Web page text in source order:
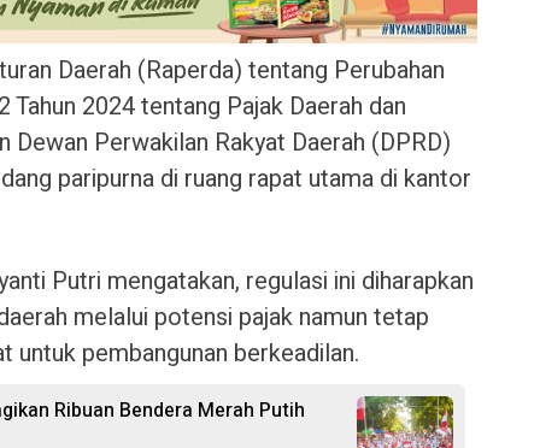
Daerah (Raperda) tentang Perubahan
2024 tentang Pajak Daerah dan
Dewan Perwakilan Rakyat Daerah (DPRD)
paripurna di ruang rapat utama di kantor
Putri mengatakan, regulasi ini diharapkan
melalui potensi pajak namun tetap
pembangunan berkeadilan.
Ribuan Bendera Merah Putih